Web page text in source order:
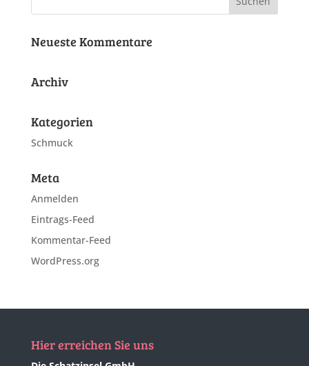
Neueste Kommentare
Archiv
Kategorien
Schmuck
Meta
Anmelden
Eintrags-Feed
Kommentar-Feed
WordPress.org
Hier erreichen Sie uns